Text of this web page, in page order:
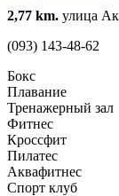
2,77 km. улица
(093) 143-48-62
Бокс
Плавание
Тренажерный зал
Фитнес
Кроссфит
Пилатес
Аквафитнес
Спорт клуб